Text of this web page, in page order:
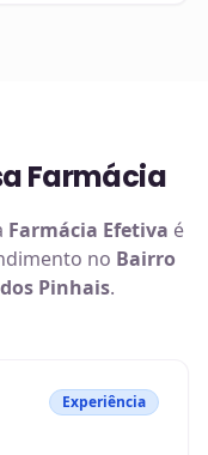
Farmácia
Farmácia Efetiva é
no Bairro
Pinhais.
Experiência